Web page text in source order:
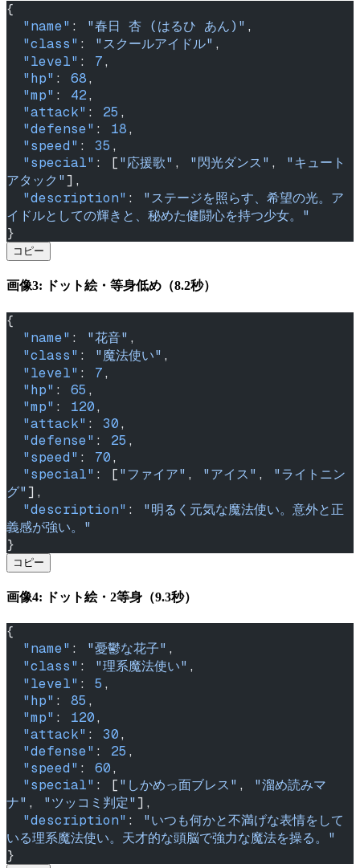
{
  "name"
: "春日 杏 (はるひ あん)" ,
  "class"
: "スクールアイドル" ,
  "level"
: 7,
  "hp"
: 68,
  "mp"
: 42,
  "attack"
: 25 ,
  "defense"
: 18,
  "speed"
: 35 ,
  "special"
: ["応援歌" , "閃光ダンス" , "キュート
アタック"],
  "description"
: "ステージを照らす、希望の光。ア
イドルとしての輝きと、秘めた健闘心を持つ少女。"
}
コピー
画像3: ドット絵・等身低め（8.2秒）
{
  "name"
: "花音" ,
  "class"
: "魔法使い" ,
  "level"
: 7,
  "hp"
: 65 ,
  "mp"
: 120,
  "attack"
: 30,
  "defense"
: 25 ,
  "speed"
: 70,
  "special"
: ["ファイア" , "アイス" , "ライトニン
グ"],
  "description"
: "明るく元気な魔法使い。意外と正
義感が強い。"
}
コピー
画像4: ドット絵・2等身（9.3秒）
{
  "name"
: "憂鬱な花子" ,
  "class"
: "理系魔法使い" ,
  "level"
: 5 ,
  "hp"
: 85 ,
  "mp"
: 120,
  "attack"
: 30,
  "defense"
: 25 ,
  "speed"
: 60,
  "special"
: ["しかめっ面ブレス" , "溜め読みマ
ナ" , "ツッコミ判定"],
  "description"
: "いつも何かと不満げな表情をして
いる理系魔法使い。天才的な頭脳で強力な魔法を操る。"
}